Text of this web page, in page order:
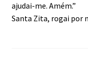
ajudai-me. Amém.”
Santa Zita, rogai por